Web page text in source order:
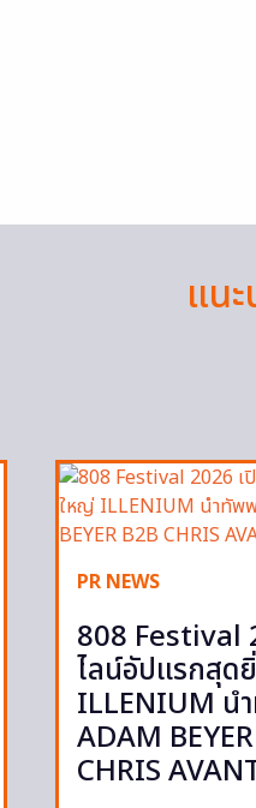
แน
PR NEWS
808 Festival
ไลน์อัปแรกสุด
ILLENIUM น
ADAM
CHRIS